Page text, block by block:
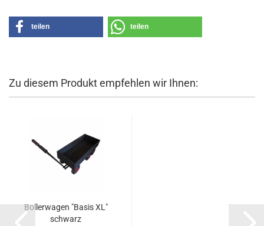
teilen teilen
Zu diesem Produkt empfehlen wir Ihnen:
Bollerwagen "Basis XL"
schwarz